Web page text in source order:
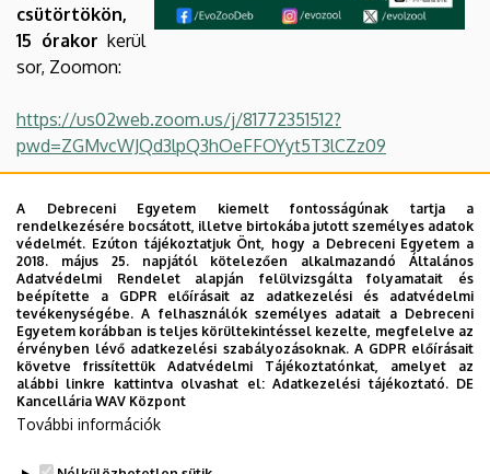
Intézet
csütörtökön,
15 órakor kerül
sor, Zoomon:
https://us02web.zoom.us/j/81772351512?
pwd=ZGMvcWJQd3lpQ3hOeFFOYyt5T3lCZz09
Az előadás angol nyelven hangzik el és YouTube-on
élőben követhető lesz az alábbi linken:DE-EvolZool -
YouTube
Cattle and Carnivores - Norwegian Forest Face Off:
Behavioral and physiological responses of free-
ranging cattle to carnivores
Előadó:
Laura Niccolai
A Debreceni Egyetem kiemelt fontosságúnak tartja a
rendelkezésére bocsátott, illetve birtokába jutott személyes adatok
védelmét. Ezúton tájékoztatjuk Önt, hogy a Debreceni Egyetem a
2018. május 25. napjától kötelezően alkalmazandó Általános
Adatvédelmi Rendelet alapján felülvizsgálta folyamatait és
beépítette a GDPR előírásait az adatkezelési és adatvédelmi
tevékenységébe. A felhasználók személyes adatait a Debreceni
Egyetem korábban is teljes körültekintéssel kezelte, megfelelve az
érvényben lévő adatkezelési szabályozásoknak. A GDPR előírásait
követve frissítettük Adatvédelmi Tájékoztatónkat, amelyet az
alábbi linkre kattintva olvashat el:Adatkezelési tájékoztató. DE
Kancellária WAV Központ
További információk